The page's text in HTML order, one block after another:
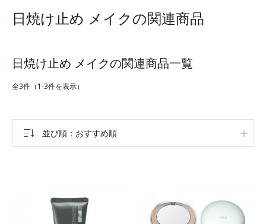
日焼け止め メイクの関連商品
日焼け止め メイクの関連商品一覧
全3件（1-3件を表示）
並び順 おすすめ順